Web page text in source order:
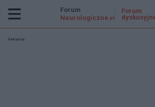
Forum
Neurologiczne .pl
Forum
Reklama: